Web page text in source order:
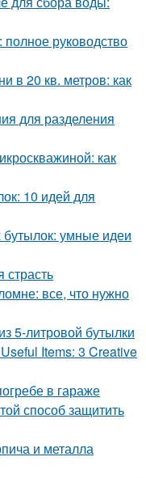
полное руководство
в 20 кв. метров: как
для разделения
как
10 идей для
умные идеи
все, что нужно
5-литровой бутылки
Items: 3 Creative
в гараже
способ защитить
и металла